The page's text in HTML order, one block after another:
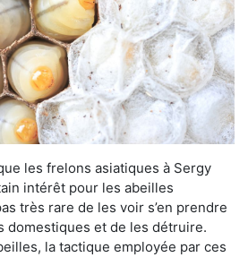
les frelons asiatiques à Sergy
intérêt pour les abeilles
très rare de les voir s’en prendre
domestiques et de les détruire.
la tactique employée par ces